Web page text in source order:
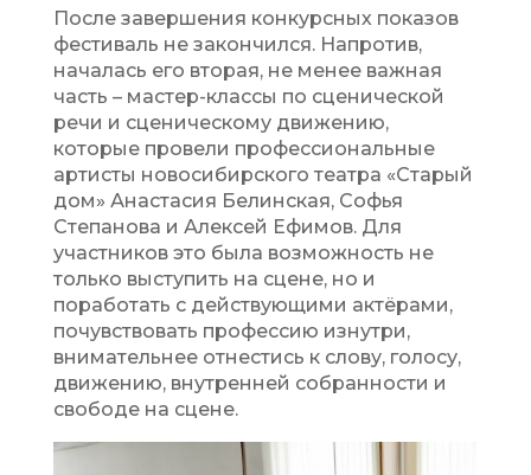
После завершения конкурсных показов
фестиваль не закончился. Напротив,
началась его вторая, не менее важная
часть – мастер-классы по сценической
речи и сценическому движению,
которые провели профессиональные
артисты новосибирского театра «Старый
дом» Анастасия Белинская, Софья
Степанова и Алексей Ефимов. Для
участников это была возможность не
только выступить на сцене, но и
поработать с действующими актёрами,
почувствовать профессию изнутри,
внимательнее отнестись к слову, голосу,
движению, внутренней собранности и
свободе на сцене.